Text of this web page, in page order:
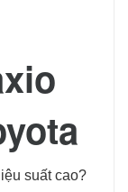
suất cao?